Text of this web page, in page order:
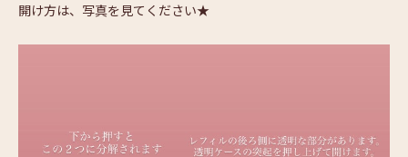
開け方は、写真を見てください★